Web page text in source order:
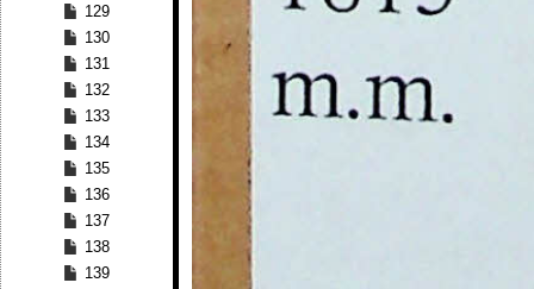
129
130
131
132
133
134
135
136
137
138
139